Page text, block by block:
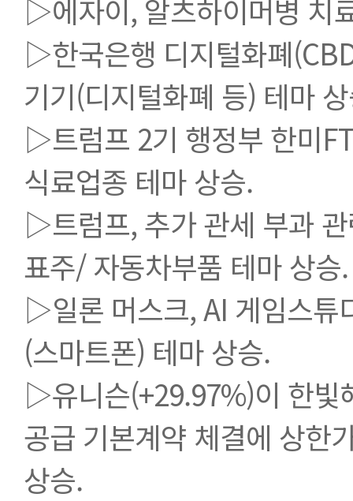
▷에자이, 알츠하이머병 치
▷한국은행 디지털화폐
기기(디지털화폐 등) 테마
▷트럼프 2기 행정부 한미
식료업종 테마 상승.
▷트럼프, 추가 관세 부과
표주/ 자동차부품 테마 상승.
▷일론 머스크, AI 게임스튜
(스마트폰) 테마 상승.
▷유니슨(+29.97%)이 한빛
공급 기본계약 체결에 상한
상승.